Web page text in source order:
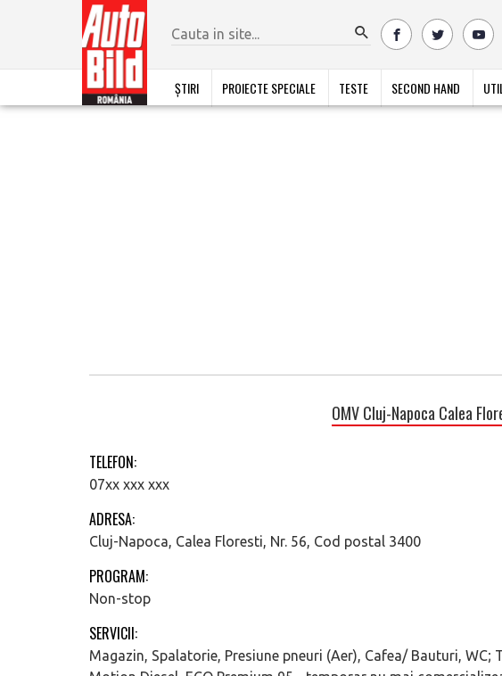
ȘTIRI PROIECTE SPECIALE TESTE SECOND HAND
OMV Cluj-Napoca Calea
TELEFON:
07xx xxx xxx
ADRESA:
Cluj-Napoca, Calea Floresti, Nr. 56, Cod postal 3400
PROGRAM:
Non-stop
SERVICII:
Magazin, Spalatorie, Presiune pneuri (Aer), Cafea/ Bauturi,